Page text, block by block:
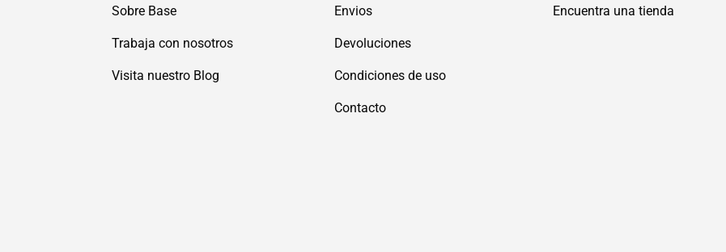
Sobre Base
Trabaja con nosotros
Visita nuestro Blog
Envios
Devoluciones
Condiciones de uso
Contacto
Encuentra una tienda